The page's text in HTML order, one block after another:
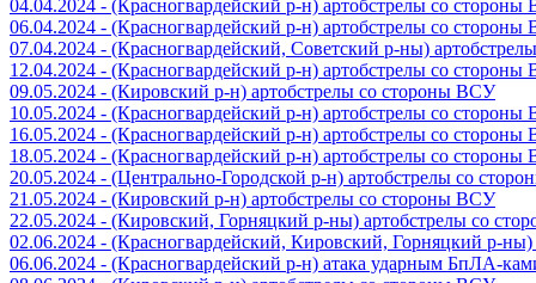
04.04.2024 - (Красногвардейский р-н) артобстрелы со
06.04.2024 - (Красногвардейский р-н) артобстрелы со
07.04.2024 - (Красногвардейский, Советский р-ны)
12.04.2024 - (Красногвардейский р-н) артобстрелы со
09.05.2024 - (Кировский р-н) артобстрелы со стороны ВСУ
10.05.2024 - (Красногвардейский р-н) артобстрелы со
16.05.2024 - (Красногвардейский р-н) артобстрелы со
18.05.2024 - (Красногвардейский р-н) артобстрелы со
20.05.2024 - (Центрально-Городской р-н) артобстрелы со
21.05.2024 - (Кировский р-н) артобстрелы со стороны ВСУ
22.05.2024 - (Кировский, Горняцкий р-ны) артобстрелы со
02.06.2024 - (Красногвардейский, Кировский, Горняцкий р-
06.06.2024 - (Красногвардейский р-н) атака ударным БпЛА-